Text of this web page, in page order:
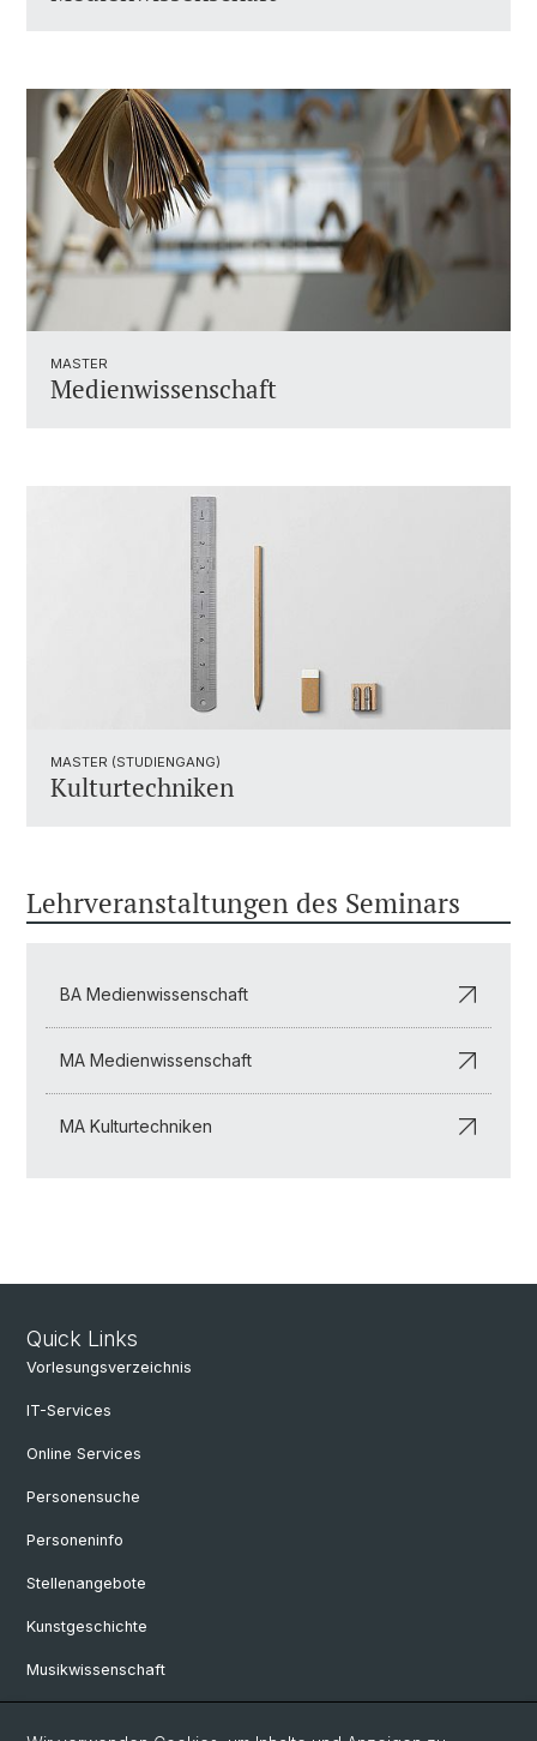
MASTER
Medienwissenschaft
MASTER (STUDIENGANG)
Kulturtechniken
Lehrveranstaltungen des Seminars
BA Medienwissenschaft
MA Medienwissenschaft
MA Kulturtechniken
Quick Links
Vorlesungsverzeichnis
IT-Services
Online Services
Personensuche
Personeninfo
Stellenangebote
Kunstgeschichte
Musikwissenschaft